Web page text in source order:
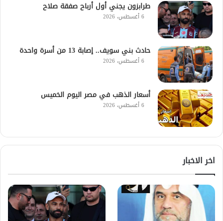
طرابزون يجني أول أرباح صفقة صلاح
6 أغسطس، 2026
حادث بني سويف.. إصابة 13 من أسرة واحدة
6 أغسطس، 2026
أسعار الذهب في مصر اليوم الخميس
6 أغسطس، 2026
اخر الاخبار